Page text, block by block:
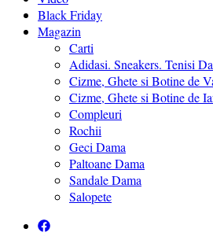
Black Friday
Magazin
Carti
Adidasi. Sneakers. Tenisi
Cizme, Ghete si Botine de
Cizme, Ghete si Botine de
Compleuri
Rochii
Geci Dama
Paltoane Dama
Sandale Dama
Salopete